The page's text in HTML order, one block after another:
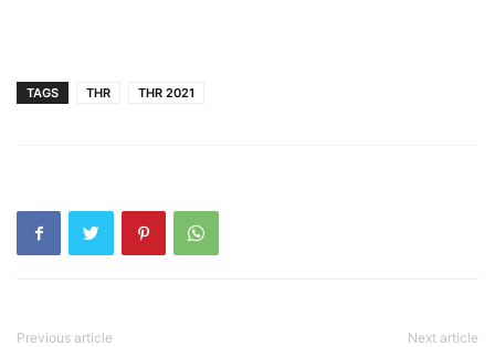
TAGS THR THR 2021
Previous article Next article